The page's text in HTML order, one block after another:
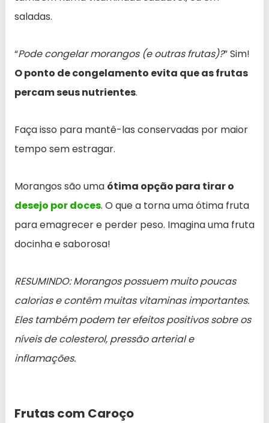
saladas.
“Pode congelar morangos (e outras frutas)?” Sim!
O ponto de congelamento evita que as frutas
percam seus nutrientes.
Faça isso para mantê-las conservadas por maior
tempo sem estragar.
Morangos são uma ótima opção para tirar o
desejo por doces. O que a torna uma ótima fruta
para emagrecer e perder peso. Imagina uma fruta
docinha e saborosa!
RESUMINDO: Morangos possuem muito poucas
calorias e contêm muitas vitaminas importantes.
Eles também podem ter efeitos positivos sobre os
níveis de colesterol, pressão arterial e
inflamações.
Frutas com Caroço